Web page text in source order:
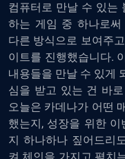
컴퓨터로 만날 수 있는
하는 게임 중 하나로써
다른 방식으로 보여주
이트를 진행했습니다.
내용들을 만날 수 있게
심을 받고 있는 건 바로
오늘은 카데나가 어떤
했는지, 성장을 위한
지 하나하나 짚어드리